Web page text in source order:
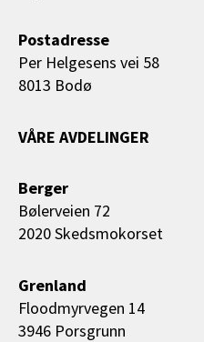
Postadresse
Per Helgesens vei 58
8013 Bodø
VÅRE AVDELINGER
Berger
Bølerveien 72
2020 Skedsmokorset
Grenland
Floodmyrvegen 14
3946 Porsgrunn